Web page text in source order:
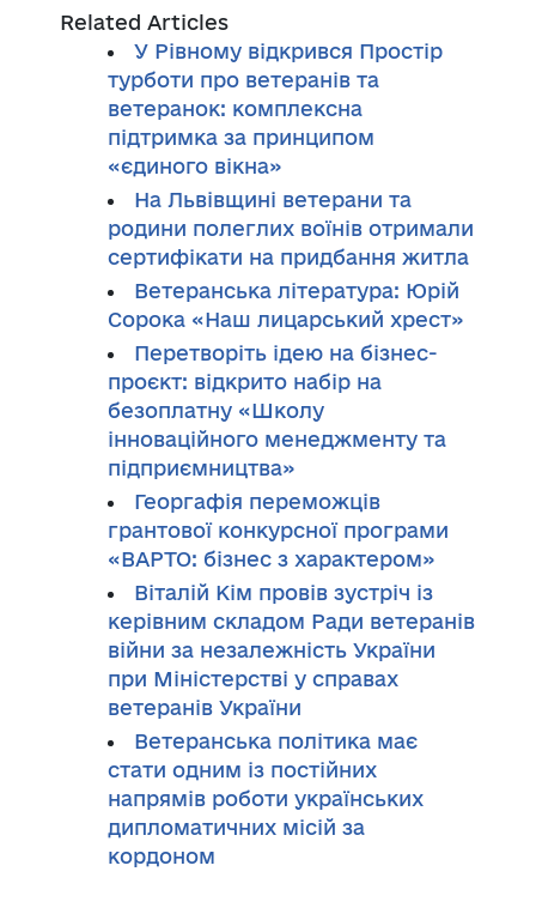
Related Articles
У Рівному відкрився Простір
турботи про ветеранів та
ветеранок: комплексна
підтримка за принципом
«єдиного вікна»
На Львівщині ветерани та
родини полеглих воїнів отримали
сертифікати на придбання житла
Ветеранська література: Юрій
Сорока «Наш лицарський хрест»
Перетворіть ідею на бізнес-
проєкт: відкрито набір на
безоплатну «Школу
інноваційного менеджменту та
підприємництва»
Георгафія переможців
грантової конкурсної програми
«ВАРТО: бізнес з характером»
Віталій Кім провів зустріч із
керівним складом Ради ветеранів
війни за незалежність України
при Міністерстві у справах
ветеранів України
Ветеранська політика має
стати одним із постійних
напрямів роботи українських
дипломатичних місій за
кордоном